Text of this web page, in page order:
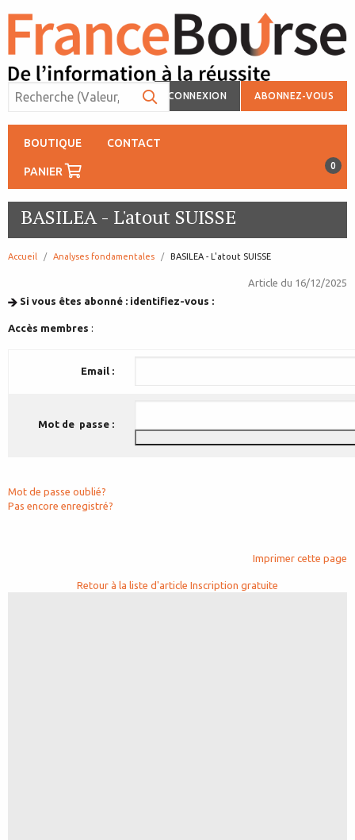
CONNEXION ABONNEZ-VOUS
BOUTIQUE CONTACT
PANIER 0
BASILEA - L'atout SUISSE
Accueil Analyses fondamentales page:
BASILEA - L'atout SUISSE
Article du 16/12/2025
Si vous êtes abonné : identifiez-vous :
Accès membres :
Email :
Mot de passe :
Mot de passe oublié?
Pas encore enregistré?
Imprimer cette page
Retour à la liste d'article Inscription gratuite